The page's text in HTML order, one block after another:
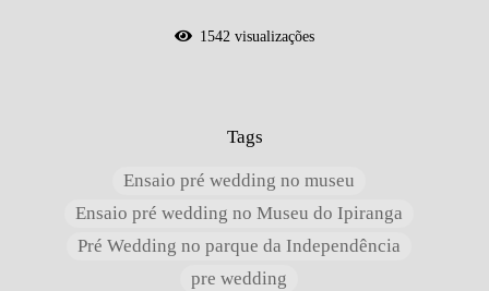
1542 visualizações
Tags
Ensaio pré wedding no museu
Ensaio pré wedding no Museu do Ipiranga
Pré Wedding no parque da Independência
pre wedding